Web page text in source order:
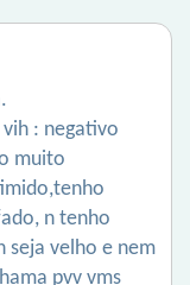
: negativo
muito
n tenho
seja velho e nem
pvv vms